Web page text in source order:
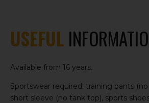
USEFUL
Available from 16 years.
Sportswear required: training pants
short sleeve (no tank top), sports